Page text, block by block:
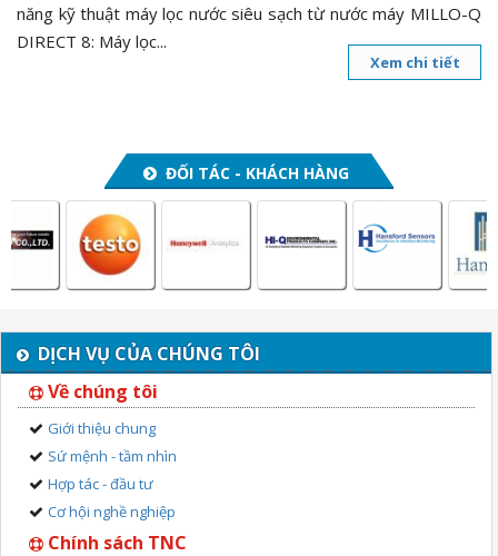
năng kỹ thuật máy lọc nước siêu sạch từ nước máy MILLO-Q
DIRECT 8: Máy lọc...
Xem chi tiết
ĐỐI TÁC - KHÁCH HÀNG
DỊCH VỤ CỦA CHÚNG TÔI
Về chúng tôi
Giới thiệu chung
Sứ mệnh - tầm nhìn
Hợp tác - đầu tư
Cơ hội nghề nghiệp
Chính sách TNC